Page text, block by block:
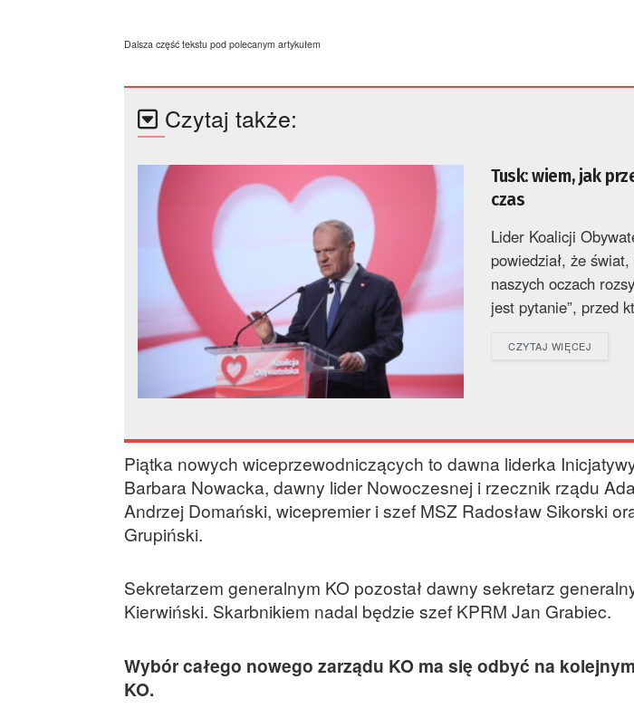
Dalsza część tekstu pod polecanym artykułem
Czytaj także:
Tusk: wiem, jak
czas
Lider Koalicji
powiedział, że
naszych oczach
jest pytanie”, przed
CZYTAJ WIĘCEJ
Piątka nowych wiceprzewodniczących to dawna liderka
Barbara Nowacka, dawny lider Nowoczesnej i rzecznik rządu
Andrzej Domański, wicepremier i szef MSZ Radosław Sikorski
Grupiński.
Sekretarzem generalnym KO pozostał dawny sekretarz
Kierwiński. Skarbnikiem nadal będzie szef KPRM Jan Grabiec.
Wybór całego nowego zarządu KO ma się odbyć na
KO.